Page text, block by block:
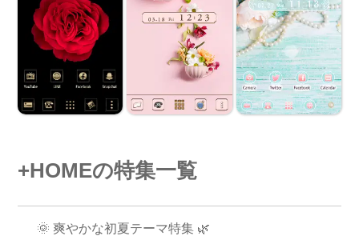
+HOMEの特集一覧
🌞 爽やかな初夏テーマ特集 🌿